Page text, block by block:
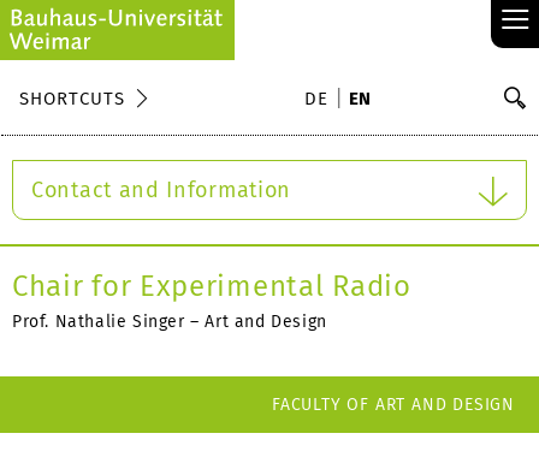
≡
SHORTCUTS DE EN
Contact and Information
Chair for Experimental Radio
Prof. Nathalie Singer – Art and Design
FACULTY OF ART AND DESIGN